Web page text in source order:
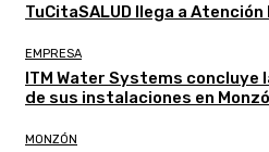
TuCitaSALUD llega a
EMPRESA
ITM Water Systems concluye
de sus instalaciones en
MONZÓN